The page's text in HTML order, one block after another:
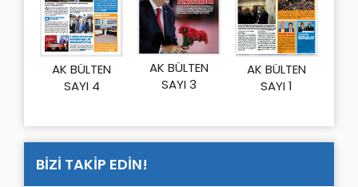
AK BÜLTEN
SAYI 4
AK BÜLTEN
SAYI 3
AK BÜLTEN
SAYI 1
BİZİ TAKİP EDİN!